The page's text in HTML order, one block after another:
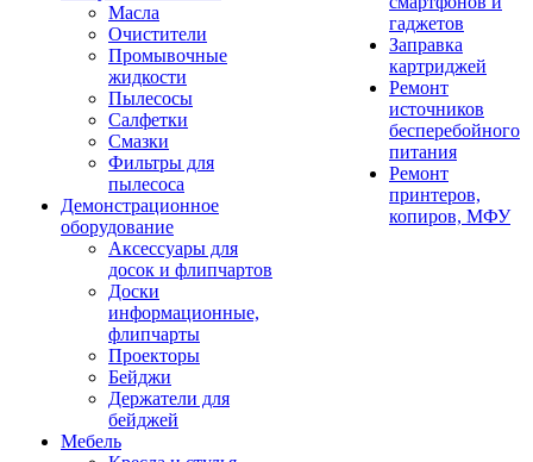
Масла
Очистители
Промывочные
жидкости
Пылесосы
Салфетки
Смазки
Фильтры для
пылесоса
Демонстрационное
оборудование
Аксессуары для
досок и флипчартов
Доски
информационные,
флипчарты
Проекторы
Бейджи
Держатели для
бейджей
Мебель
гаджетов
Заправка
картриджей
Ремонт
источников
бесперебойного
питания
Ремонт
принтеров,
копиров, МФУ